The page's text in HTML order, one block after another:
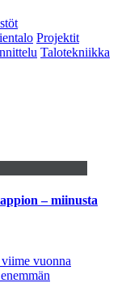
Projektit
Talotekniikka
– miinusta
vuonna